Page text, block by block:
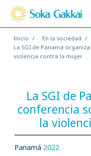
Inicio En la sociedad
La SGI de Panamá
violencia contra la mujer
La SGI de
conferencia
la
Panamá 2022